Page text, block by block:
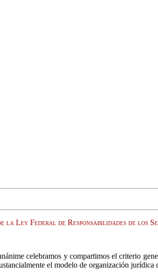
la Ley Federal de Responsabilidades de los
celebramos y compartimos el criterio
el modelo de organización